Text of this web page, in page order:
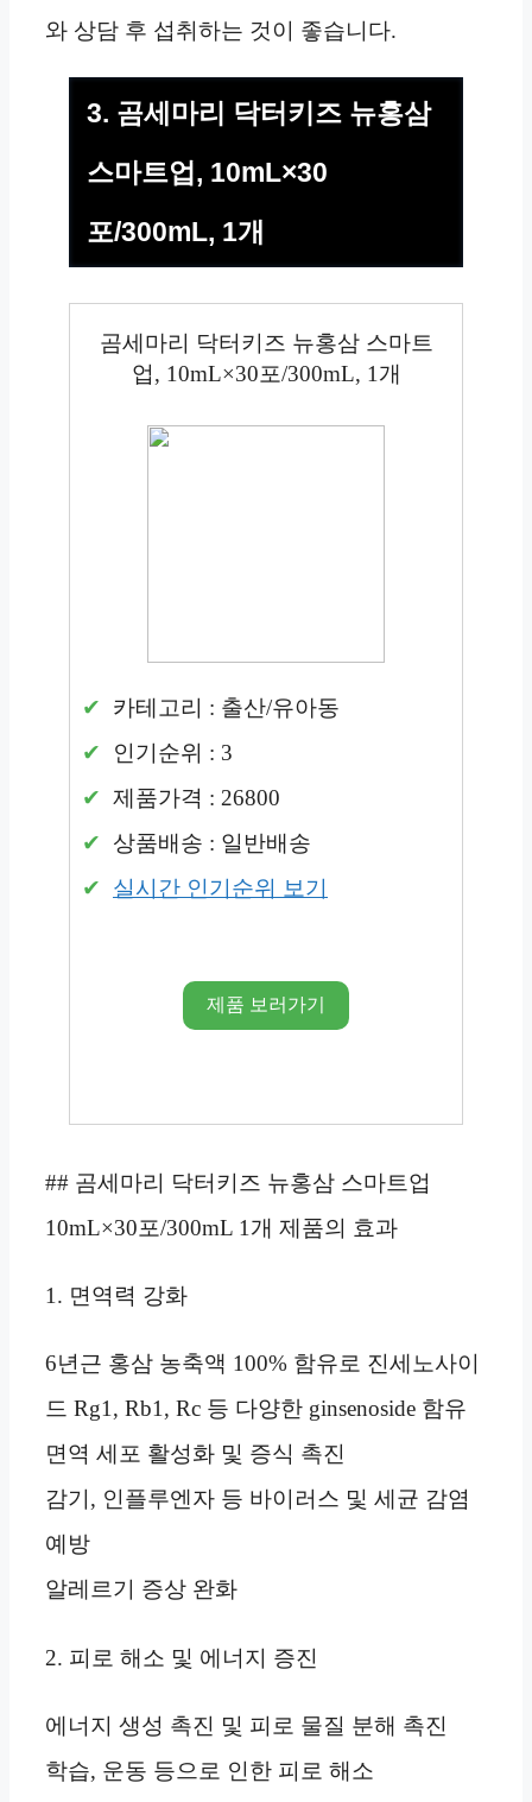
와 상담 후 섭취하는 것이 좋습니다.
3. 곰세마리 닥터키즈 뉴홍삼
스마트업, 10mL×30
포/300mL, 1개
곰세마리 닥터키즈 뉴홍삼 스마트
업, 10mL×30포/300mL, 1개
카테고리 : 출산/유아동
인기순위 : 3
제품가격 : 26800
상품배송 : 일반배송
실시간 인기순위 보기
제품 보러가기
## 곰세마리 닥터키즈 뉴홍삼 스마트업
10mL×30포/300mL 1개 제품의 효과
1. 면역력 강화
6년근 홍삼 농축액 100% 함유로 진세노사이
드 Rg1, Rb1, Rc 등 다양한 ginsenoside 함유
면역 세포 활성화 및 증식 촉진
감기, 인플루엔자 등 바이러스 및 세균 감염
예방
알레르기 증상 완화
2. 피로 해소 및 에너지 증진
에너지 생성 촉진 및 피로 물질 분해 촉진
학습, 운동 등으로 인한 피로 해소